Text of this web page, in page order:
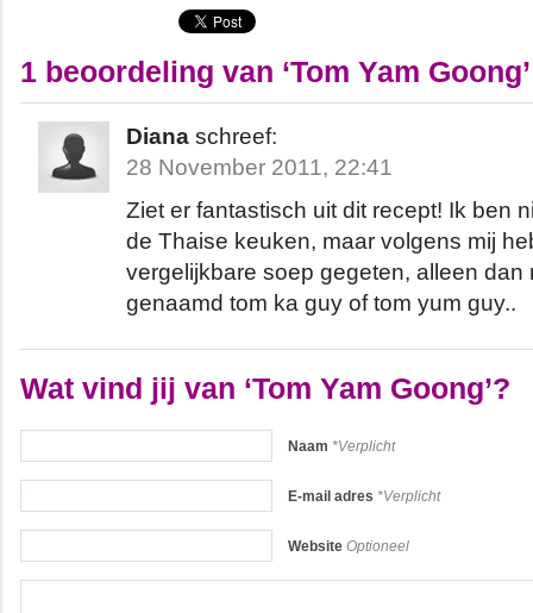
1 beoordeling van ‘Tom Yam Goong’
Diana schreef:
28 November 2011, 22:41
Ziet er fantastisch uit dit recept! Ik ben
de Thaise keuken, maar volgens mij
vergelijkbare soep gegeten, alleen dan
genaamd tom ka guy of tom yum guy..
Wat vind jij van ‘Tom Yam Goong’?
Naam *Verplicht
E-mail adres *Verplicht
Website Optioneel